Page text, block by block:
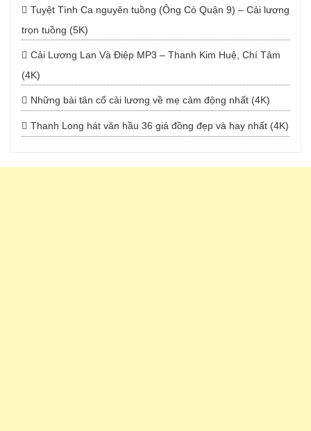
Tuyệt Tình Ca nguyên tuồng (Ông Cò Quận 9) – Cải lương
trọn tuồng (5K)
Cải Lương Lan Và Điệp MP3 – Thanh Kim Huệ, Chí Tâm
(4K)
Những bài tân cổ cải lương về mẹ cảm động nhất (4K)
Thanh Long hát văn hầu 36 giá đồng đẹp và hay nhất (4K)